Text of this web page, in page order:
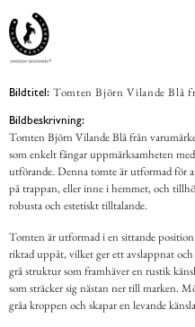
Bildtitel: Tomten Björn Vilande Blå
Bildbeskrivning:
Tomten Björn Vilande Blå från
som enkelt fångar uppmärksamheten
utförande. Denna tomte är utformad för
på trappan, eller inne i hemmet, och
robusta och estetiskt tilltalande.
Tomten är utformad i en sittande
riktad uppåt, vilket ger ett avslappnat
grå struktur som framhäver en rustik
som sträcker sig nästan ner till marken.
gråa kroppen och skapar en levande